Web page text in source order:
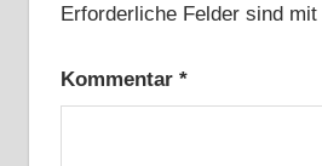
Erforderliche Felder sind mit
Kommentar *